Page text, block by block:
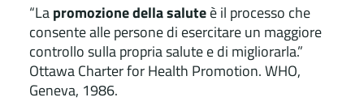
“Lapromozione della saluteè il processo che
consente alle persone di esercitare un maggiore
controllo sulla propria salute e di migliorarla.”
Ottawa Charter for Health Promotion. WHO,
Geneva, 1986.